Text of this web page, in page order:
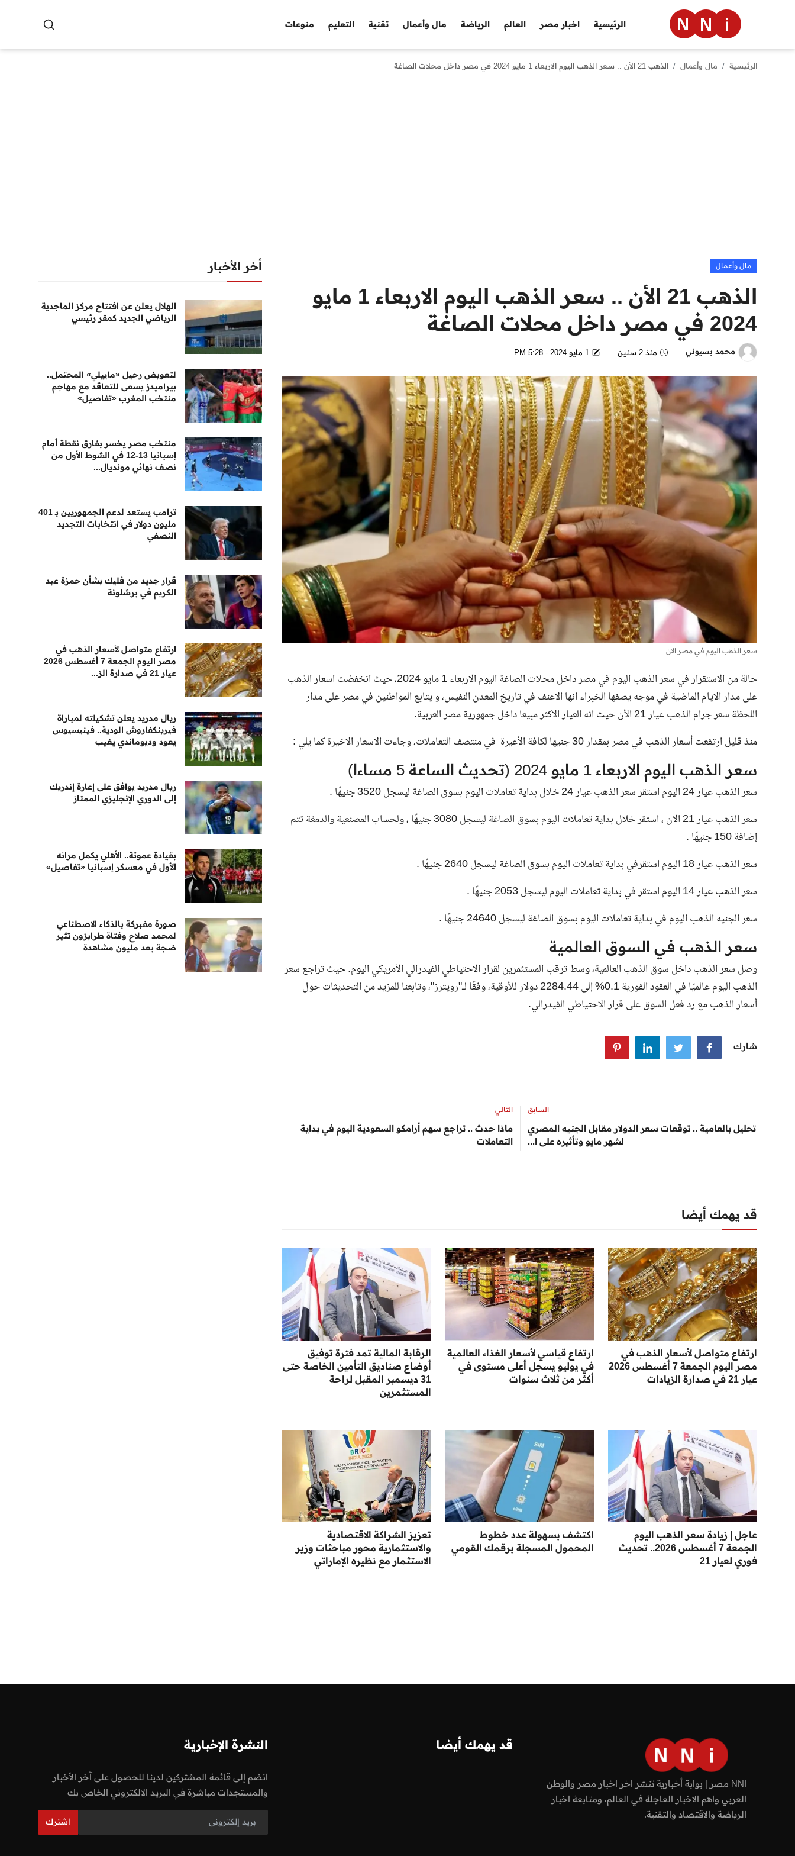
الرئيسية اخبار مصر العالم الرياضة مال وأعمال تقنية التعليم منوعات
منوعات
الرئيسية مال وأعمال الذهب 21 الأن .. سعر الذهب اليوم الاربعاء 1 مايو 2024 في مصر داخل محلات الصاغة
مال وأعمال
الذهب 21 الأن .. سعر الذهب اليوم الاربعاء 1 مايو
2024 في مصر داخل محلات الصاغة
محمد بسيوني منذ 2 سنين 1 مايو 2024 - 5:28 PM
سعر الذهب اليوم في مصر الان
حالة من الاستقرار في سعر الذهب اليوم في مصر داخل محلات الصاغة اليوم الاربعاء 1 مايو 2024، حيث انخفضت
اسعار الذهب
على مدار الايام الماضية في موجه يصفها الخبراء انها الاعنف في تاريخ المعدن النفيس، و يتابع المواطنين في مصر على مدار
اللحظة سعر جرام الذهب عيار 21 الأن حيث انه العيار الاكثر مبيعا داخل جمهورية مصر العربية.
منذ قليل ارتفعت أسعار الذهب في مصر بمقدار 30 جنيها لكافة الأعيرة في منتصف التعاملات، وجاءت الاسعار الاخيرة كما يلي :
سعر الذهب اليوم الاربعاء 1 مايو 2024 (تحديث الساعة 5 مساءا)
سعر الذهب عيار 24 اليوم استقر سعر الذهب عيار 24 خلال بداية تعاملات اليوم بسوق الصاغة ليسجل 3520جنيهًا .
سعر الذهب عيار 21 الان ، استقر خلال بداية تعاملات اليوم بسوق الصاغة ليسجل
3080جنيهًا ، ولحساب المصنعية والدمغة تتم
إضافة 150 جنيهًا .
سعر الذهب عيار 18 اليوم استقرفي بداية تعاملات اليوم بسوق الصاغة ليسجل 2640 جنيهًا .
سعر الذهب عيار 14 اليوم استقر في بداية تعاملات اليوم ليسجل
2053جنيهًا .
سعر الجنيه الذهب اليوم في بداية تعاملات اليوم بسوق الصاغة ليسجل24640جنيهًا .
سعر الذهب في السوق العالمية
وصل سعر الذهب داخل سوق الذهب العالمية، وسط ترقب المستثمرين لقرار الاحتياطي الفيدرالي الأمريكي اليوم. حيث تراجع سعر
الذهب اليوم عالميًا في العقود الفورية 0.1% إلى 2284.44 دولار للأوقية، وفقًا لـ"رويترز"، وتابعنا للمزيد من التحديثات حول
أسعار الذهب مع رد فعل السوق على قرار الاحتياطي الفيدرالي.
شارك
السابق
تحليل بالعامية .. توقعات سعر الدولار مقابل الجنيه المصري
لشهر مايو وتأثيره على ا...
التالي
ماذا حدث .. تراجع سهم أرامكو السعودية اليوم في بداية
التعاملات
قد يهمك أيضا
ارتفاع متواصل لأسعار الذهب في
مصر اليوم الجمعة 7 أغسطس 2026
عيار 21 في صدارة الزيادات
ارتفاع قياسي لأسعار الغذاء العالمية
في يوليو يسجل أعلى مستوى في
أكثر من ثلاث سنوات
الرقابة المالية تمد فترة توفيق
أوضاع صناديق التأمين الخاصة حتى
31 ديسمبر المقبل لراحة
المستثمرين
عاجل | زيادة سعر الذهب اليوم
الجمعة 7 أغسطس 2026.. تحديث
فوري لعيار 21
اكتشف بسهولة عدد خطوط
المحمول المسجلة برقمك القومي
تعزيز الشراكة الاقتصادية
والاستثمارية محور مباحثات وزير
الاستثمار مع نظيره الإماراتي
أخر الأخبار
الهلال يعلن عن افتتاح مركز الماجدية
الرياضي الجديد كمقر رئيسي
لتعويض رحيل «ماييلي» المحتمل..
بيراميدز يسعى للتعاقد مع مهاجم
منتخب المغرب «تفاصيل»
منتخب مصر يخسر بفارق نقطة أمام
إسبانيا 13-12 في الشوط الأول من
نصف نهائي مونديال...
ترامب يستعد لدعم الجمهوريين بـ 401
مليون دولار في انتخابات التجديد
النصفي
قرار جديد من فليك بشأن حمزة عبد
الكريم في برشلونة
ارتفاع متواصل لأسعار الذهب في
مصر اليوم الجمعة 7 أغسطس 2026
عيار 21 في صدارة الز...
ريال مدريد يعلن تشكيلته لمباراة
فيرينكفاروش الودية.. فينيسيوس
يعود وديوماندي يغيب
ريال مدريد يوافق على إعارة إندريك
إلى الدوري الإنجليزي الممتاز
بقيادة عموتة.. الأهلي يكمل مرانه
الأول في معسكر إسبانيا «تفاصيل»
صورة مفبركة بالذكاء الاصطناعي
لمحمد صلاح وفتاة طرابزون تثير
ضجة بعد مليون مشاهدة
NNI مصر | بوابة أخبارية تنشر اخر اخبار مصر والوطن
العربي واهم الاخبار العاجلة في العالم، ومتابعة اخبار
الرياضة والاقتصاد والتقنية.
قد يهمك أيضا النشرة الإخبارية
انضم إلى قائمة المشتركين لدينا للحصول على آخر الأخبار
والمستجدات مباشرة في البريد الالكتروني الخاص بك
اشترك